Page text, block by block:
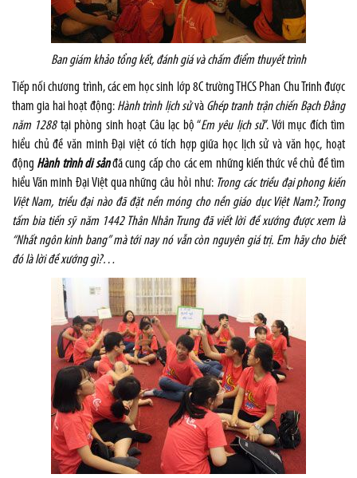
Ban giám khảo tổng kết, đánh giá và chấm điểm thuyết trình
Tiếp nối chương trình, các em học sinh lớp 8C trường THCS Phan Chu Trinh được
tham gia hai hoạt động: Hành trình lịch sửvà Ghép tranh trận chiến Bạch Đằng
năm 1288tại phòng sinh hoạt Câu lạc bộ “Em yêu lịch sử”. Với mục đích tìm
hiểu chủ đề văn minh Đại việt có tích hợp giữa học lịch sử và văn học, hoạt
động Hành trình di sảnđã cung cấp cho các em những kiến thức về chủ đề tìm
hiểu Văn minh Đại Việt qua những câu hỏi như: Trong các triều đại phong kiến
Việt Nam, triều đại nào đã đặt nền móng cho nền giáo dục Việt Nam?; Trong
tấm bia tiến sỹ năm 1442 Thân Nhân Trung đã viết lời đề xướng được xem là
“Nhất ngôn kinh bang” mà tới nay nó vẫn còn nguyên giá trị. Em hãy cho biết
đó là lời đề xướng gì?…